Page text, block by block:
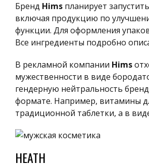
Бренд Hims планирует
включая продукцию по
функции. Для оформления
Все ингредиенты подробно
В рекламной компании Hims
мужественности в виде
гендерную нейтральность
формате. Например, витамины
традиционной таблетки, а в
HEATH